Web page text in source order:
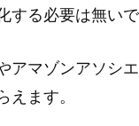
る必要は無いで
マゾンアソシ
ます。